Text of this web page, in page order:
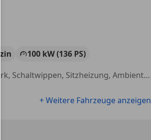
100 kW (136 PS)
Sportsitze, Sportpaket, Fernlichtassistent, Fahrerairbag, Sportfahrwerk, Schaltwippen, Sitzheizung, Ambientebeleuchtung
+ Weitere Fahrzeuge anzeigen